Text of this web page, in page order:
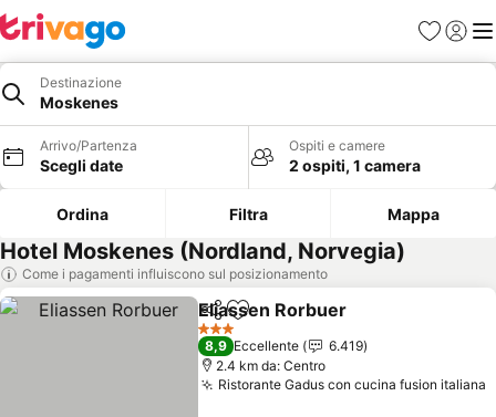
PreferitiAccedi
Destinazione
Moskenes
Arrivo/Partenza
Scegli date
Ospiti e camere
2 ospiti, 1 camera
Ordina Filtra Mappa
Hotel Moskenes (Nordland, Norvegia)
Come i pagamenti influiscono sul posizionamento
CondividiAggiungi ai preferiti
Eliassen Rorbuer
3 Stelle
8,9 Eccellente
6.419
2.4 km da: Centro
Ristorante Gadus con cucina fusion italiana